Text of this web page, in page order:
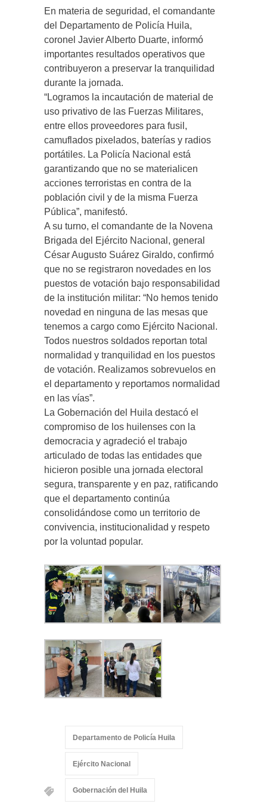
En materia de seguridad, el comandante
del Departamento de Policía Huila,
coronel Javier Alberto Duarte, informó
importantes resultados operativos que
contribuyeron a preservar la tranquilidad
durante la jornada.
“Logramos la incautación de material de
uso privativo de las Fuerzas Militares,
entre ellos proveedores para fusil,
camuflados pixelados, baterías y radios
portátiles. La Policía Nacional está
garantizando que no se materialicen
acciones terroristas en contra de la
población civil y de la misma Fuerza
Pública”, manifestó.
A su turno, el comandante de la Novena
Brigada del Ejército Nacional, general
César Augusto Suárez Giraldo, confirmó
que no se registraron novedades en los
puestos de votación bajo responsabilidad
de la institución militar: “No hemos tenido
novedad en ninguna de las mesas que
tenemos a cargo como Ejército Nacional.
Todos nuestros soldados reportan total
normalidad y tranquilidad en los puestos
de votación. Realizamos sobrevuelos en
el departamento y reportamos normalidad
en las vías”.
La Gobernación del Huila destacó el
compromiso de los huilenses con la
democracia y agradeció el trabajo
articulado de todas las entidades que
hicieron posible una jornada electoral
segura, transparente y en paz, ratificando
que el departamento continúa
consolidándose como un territorio de
convivencia, institucionalidad y respeto
por la voluntad popular.
Departamento de Policía Huila
Ejército Nacional
Gobernación del Huila